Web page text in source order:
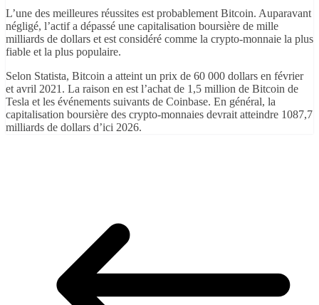
L’une des meilleures réussites est probablement Bitcoin. Auparavant
négligé, l’actif a dépassé une capitalisation boursière de mille
milliards de dollars et est considéré comme la crypto-monnaie la plus
fiable et la plus populaire.
Selon Statista, Bitcoin a atteint un prix de 60 000 dollars en février
et avril 2021. La raison en est l’achat de 1,5 million de Bitcoin de
Tesla et les événements suivants de Coinbase. En général, la
capitalisation boursière des crypto-monnaies devrait atteindre 1087,7
milliards de dollars d’ici 2026.